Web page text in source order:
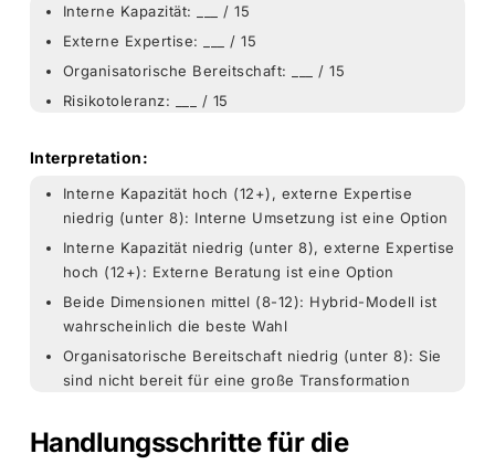
Interne Kapazität: ___ / 15
Externe Expertise: ___ / 15
Organisatorische Bereitschaft: ___ / 15
Risikotoleranz: ___ / 15
Interpretation:
Interne Kapazität hoch (12+), externe Expertise
niedrig (unter 8): Interne Umsetzung ist eine Option
Interne Kapazität niedrig (unter 8), externe Expertise
hoch (12+): Externe Beratung ist eine Option
Beide Dimensionen mittel (8-12): Hybrid-Modell ist
wahrscheinlich die beste Wahl
Organisatorische Bereitschaft niedrig (unter 8): Sie
sind nicht bereit für eine große Transformation
Handlungsschritte für die